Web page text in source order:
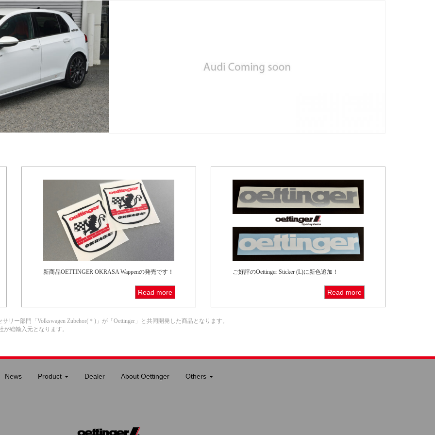
新商品OETTINGER OKRASA Wappenの発売です！
Read more
ご好評のOettinger Sticker (L)に新色追加！
Read more
ー部門「Volkswagen Zubehor(＊)」が「Oettinger」と共同開発した商品となります。
総輸入元となります。
News Product Dealer About Oettinger Others